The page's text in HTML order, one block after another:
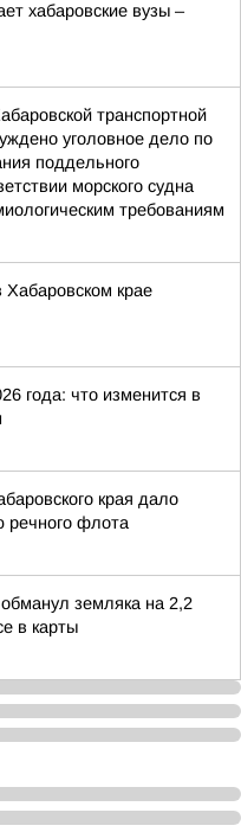
хабаровские вузы –
транспортной
уголовное дело по
поддельного
морского судна
требованиям
Хабаровском крае
года: что изменится в
края дало
речного флота
земляка на 2,2
в карты